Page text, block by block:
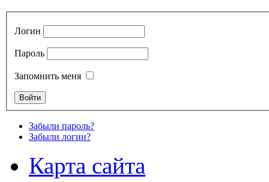
Логин
Пароль
Запомнить меня
Забыли пароль?
Забыли логин?
Карта сайта